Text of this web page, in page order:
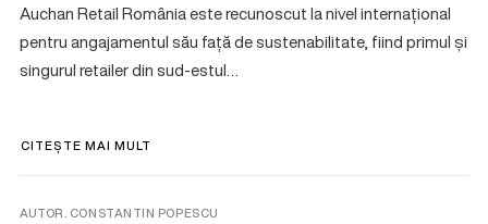
Auchan Retail România este recunoscut la nivel internațional
pentru angajamentul său față de sustenabilitate, fiind primul și
singurul retailer din sud-estul…
CITEȘTE MAI MULT
AUTOR. CONSTANTIN POPESCU